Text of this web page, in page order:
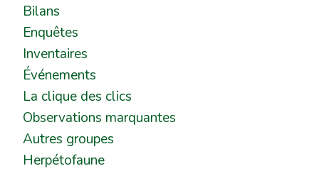
Bilans
Enquêtes
Inventaires
Événements
La clique des clics
Observations marquantes
Autres groupes
Herpétofaune